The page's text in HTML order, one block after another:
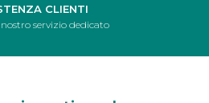
CLIENTI
servizio dedicato